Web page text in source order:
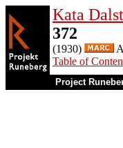
Kata
372
(1930)
Table of
Project